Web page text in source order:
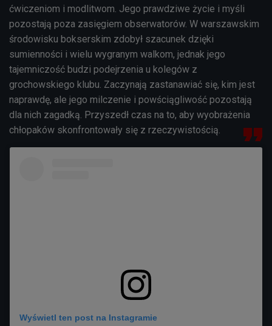
ćwiczeniom i modlitwom. Jego prawdziwe życie i myśli
pozostają poza zasięgiem obserwatorów. W warszawskim
środowisku bokserskim zdobył szacunek dzięki
sumienności i wielu wygranym walkom, jednak jego
tajemniczość budzi podejrzenia u kolegów z
grochowskiego klubu. Zaczynają zastanawiać się, kim jest
naprawdę, ale jego milczenie i powściągliwość pozostają
dla nich zagadką. Przyszedł czas na to, aby wyobrażenia
chłopaków skonfrontowały się z rzeczywistością.
Wyświetl ten post na Instagramie